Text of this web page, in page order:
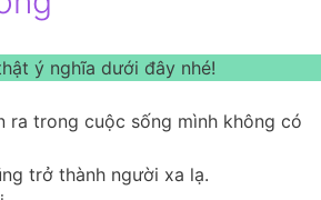
ý nghĩa dưới đây nhé!
ra trong cuộc sống mình không có
trở thành người xa lạ.